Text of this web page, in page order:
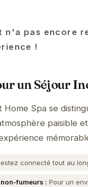
pas encore
!
un Séjour
Spa se
paisible
connecté tout au
fumeurs : Pour un